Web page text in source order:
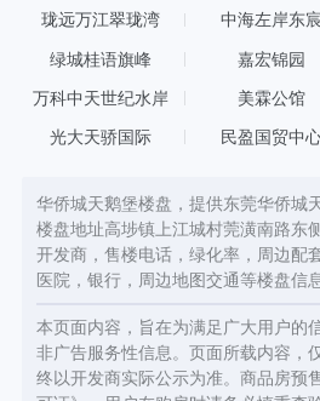
珑远万江翠珑湾 中海左岸东
绿城桂语旗峰 嘉宏锦园
万科中天世纪水岸 美霖公馆
光大天骄国际 民盈国贸中
华侨城天鹅堡楼盘，提供东莞华侨城
楼盘地址高埗镇上江城村莞潢南路东
开发商，售楼电话，绿化率，周边配
医院，银行，周边地图交通等楼盘信息
本页面内容，旨在为满足广大用户的
非广告服务性信息。页面所载内容，
终以开发商实际公示为准。商品房预